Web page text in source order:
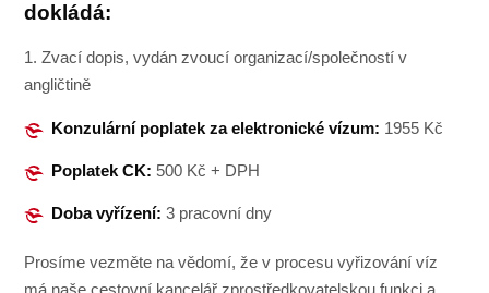
dokládá:
1. Zvací dopis, vydán zvoucí organizací/společností v
angličtině
Konzulární poplatek za elektronické vízum: 1955 Kč
Poplatek CK: 500 Kč + DPH
Doba vyřízení: 3 pracovní dny
Prosíme vezměte na vědomí, že v procesu vyřizování víz
má naše cestovní kancelář zprostředkovatelskou funkci a